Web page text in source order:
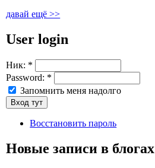
давай ещё >>
User login
Ник: *
Password: *
Запомнить меня надолго
Восстановить пароль
Новые записи в блогах